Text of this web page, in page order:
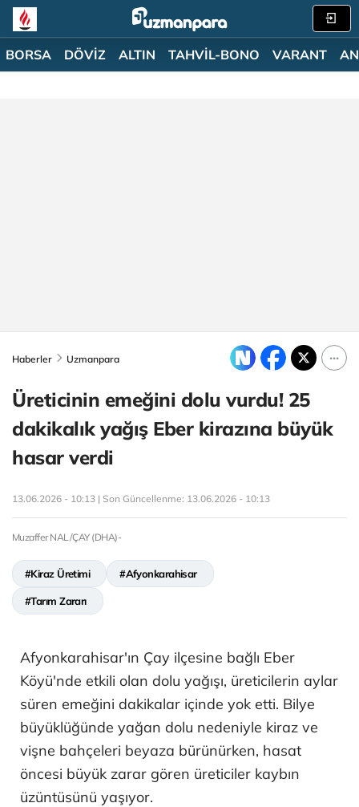
BORSA DÖVİZ ALTIN TAHVİL-BONO VARANT
Haberler Uzmanpara
Üreticinin emeğini dolu vurdu! 25
dakikalık yağış Eber kirazına büyük
hasar verdi
13.06.2026 - 10:13 | Son Güncellenme: 13.06.2026 - 10:13
Muzaffer NAL/ÇAY (DHA)-
#Kiraz Üretimi #Afyonkarahisar
#Tarım Zararı
Afyonkarahisar'ın Çay ilçesine bağlı Eber
Köyü'nde etkili olan dolu yağışı, üreticilerin aylar
süren emeğini dakikalar içinde yok etti. Bilye
büyüklüğünde yağan dolu nedeniyle kiraz ve
vişne bahçeleri beyaza bürünürken, hasat
öncesi büyük zarar gören üreticiler kaybın
üzüntüsünü yaşıyor.